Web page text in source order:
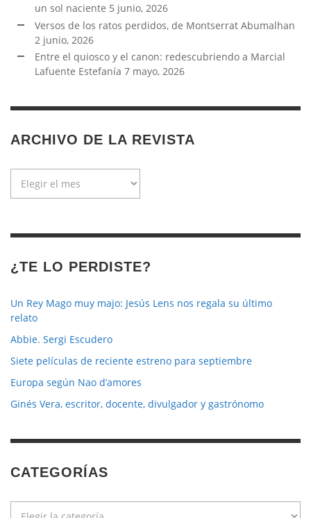
un sol naciente 5 junio, 2026
Versos de los ratos perdidos, de Montserrat Abumalhan
2 junio, 2026
Entre el quiosco y el canon: redescubriendo a Marcial
Lafuente Estefanía 7 mayo, 2026
ARCHIVO DE LA REVISTA
¿TE LO PERDISTE?
Un Rey Mago muy majo: Jesús Lens nos regala su último
relato
Abbie. Sergi Escudero
Siete películas de reciente estreno para septiembre
Europa según Nao d’amores
Ginés Vera, escritor, docente, divulgador y gastrónomo
CATEGORÍAS